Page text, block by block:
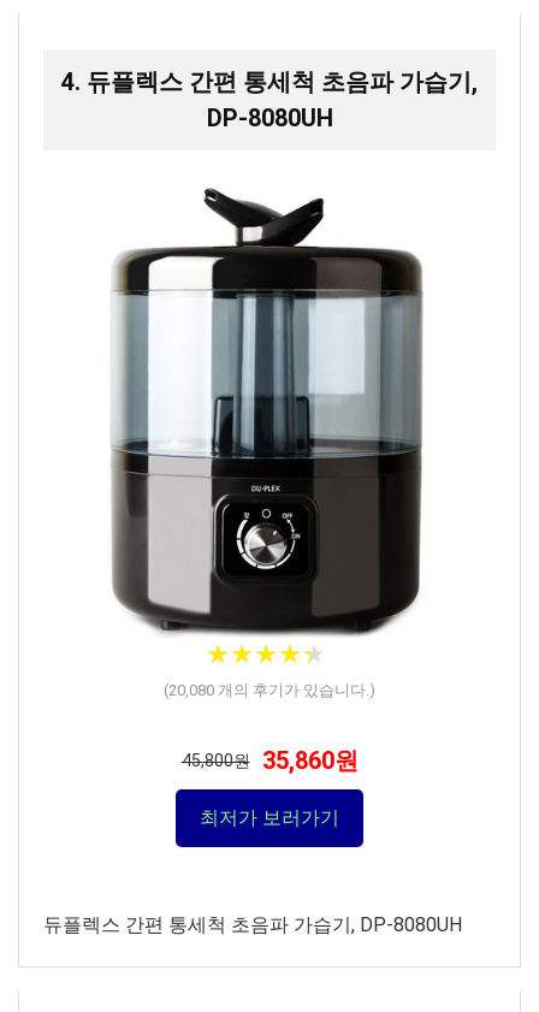
4. 듀플렉스 간편 통세척 초음파 가습기,
DP-8080UH
★★★★★
★★★★★
(20,080 개의 후기가 있습니다.)
45,800원 35,860원
최저가 보러가기
듀플렉스 간편 통세척 초음파 가습기, DP-8080UH